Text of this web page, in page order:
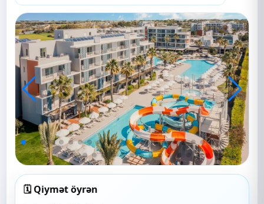
🗓️ Qiymət öyrən